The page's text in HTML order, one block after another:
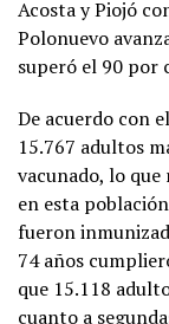
Acosta y Piojó
Polonuevo
superó el 90 por
De acuerdo con
15.767 adultos
vacunado, lo
en esta
fueron
74 años
que 15.118
cuanto a